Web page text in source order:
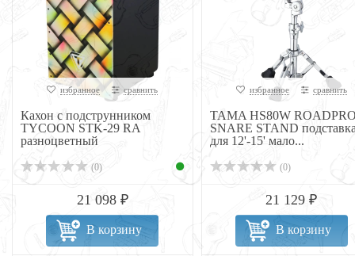
избранное сравнить
Кахон с подструнником
TYCOON STK-29 RA
разноцветный
(0)
21 098 ₽
В корзину
избранное сравнить
TAMA HS80W
SNARE STAND
для 12'-15' мало...
(0)
21 129 ₽
В корзину